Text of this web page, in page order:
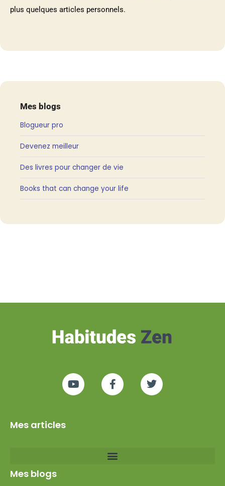
plus quelques articles personnels.
Mes blogs
Blogueur pro
Devenez meilleur
Des livres pour changer de vie
Books that can change your life
Mes articles
Mes blogs